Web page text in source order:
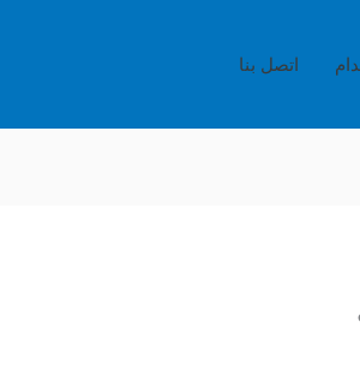
اتصل بنا